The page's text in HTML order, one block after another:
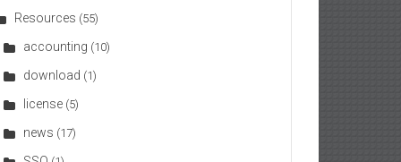
Resources (55)
accounting (10)
download (1)
license (5)
news (17)